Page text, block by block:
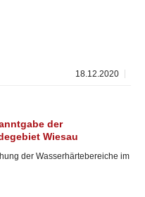
18.12.2020
der
Wiesau
der Wasserhärtebereiche im